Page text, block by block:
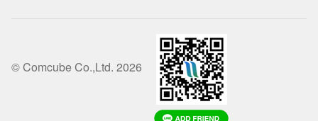
© Comcube Co.,Ltd. 2026